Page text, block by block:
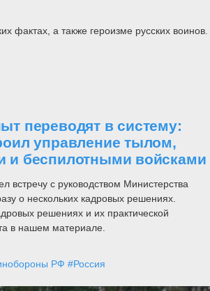
фактах, а также героизме русских воинов.
переводят в систему:
управление тылом,
и беспилотными войсками
встречу с руководством Министерства
о нескольких кадровых решениях.
решениях и их практической
в нашем материале.
РФ #Россия